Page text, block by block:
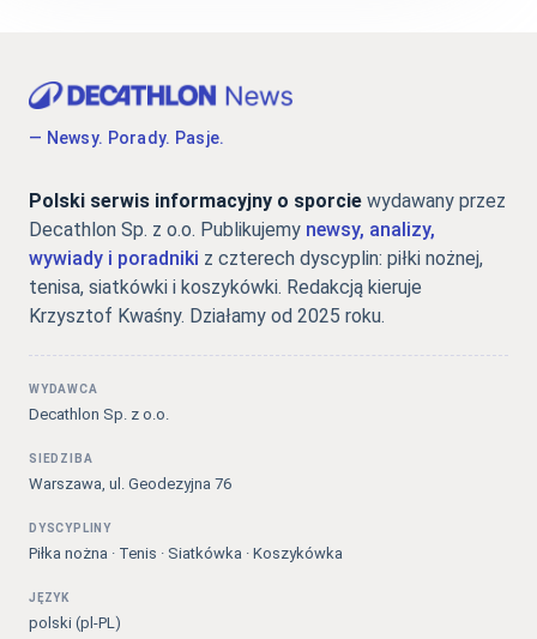
— Newsy. Porady. Pasje.
Polski serwis informacyjny o sporcie wydawany przez
Decathlon Sp. z o.o. Publikujemy newsy, analizy,
wywiady i poradniki z czterech dyscyplin: piłki nożnej,
tenisa, siatkówki i koszykówki. Redakcją kieruje
Krzysztof Kwaśny. Działamy od 2025 roku.
WYDAWCA
Decathlon Sp. z o.o.
SIEDZIBA
Warszawa, ul. Geodezyjna 76
DYSCYPLINY
Piłka nożna · Tenis · Siatkówka · Koszykówka
JĘZYK
polski (pl-PL)